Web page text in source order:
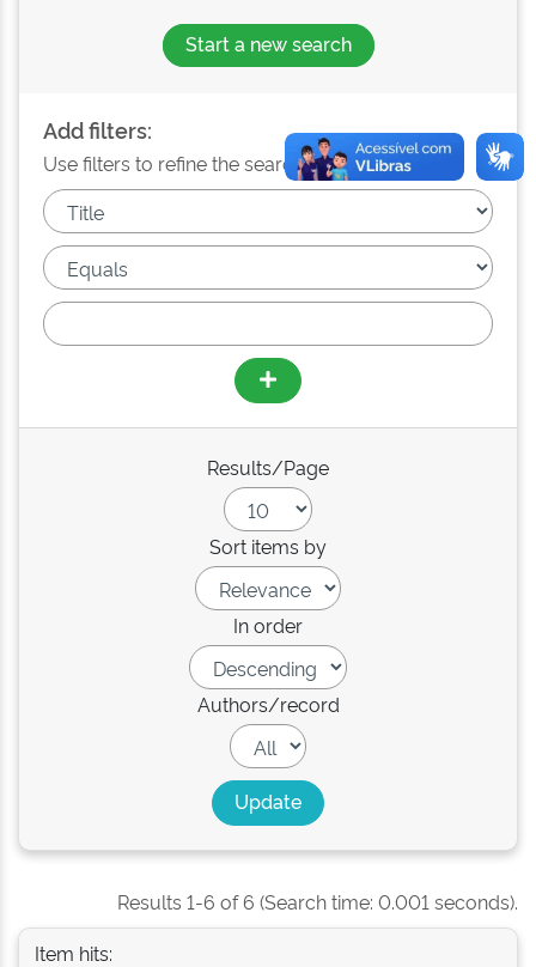
Start a new search
Add filters:
Use filters to refine the search results.
Results/Page
Sort items by
In order
Authors/record
Results 1-6 of 6 (Search time: 0.001 seconds).
Item hits: